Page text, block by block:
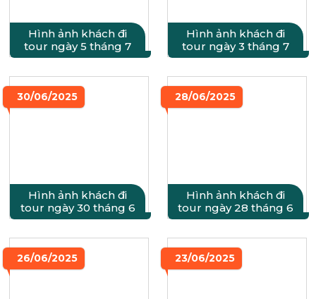
Hình ảnh khách đi
tour ngày 5 tháng 7
Hình ảnh khách đi
tour ngày 3 tháng 7
30/06/2025
Hình ảnh khách đi
tour ngày 30 tháng 6
28/06/2025
Hình ảnh khách đi
tour ngày 28 tháng 6
26/06/2025 23/06/2025